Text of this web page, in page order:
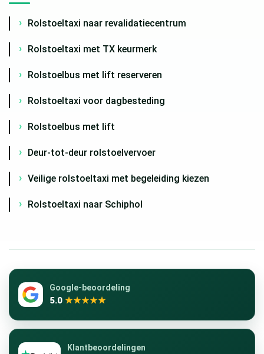
Rolstoeltaxi naar revalidatiecentrum
Rolstoeltaxi met TX keurmerk
Rolstoelbus met lift reserveren
Rolstoeltaxi voor dagbesteding
Rolstoelbus met lift
Deur-tot-deur rolstoelvervoer
Veilige rolstoeltaxi met begeleiding kiezen
Rolstoeltaxi naar Schiphol
Google-beoordeling
5.0 ★★★★★
Klantbeoordelingen